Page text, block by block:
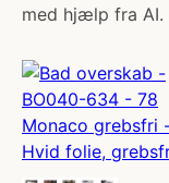
med hjælp fra AI.